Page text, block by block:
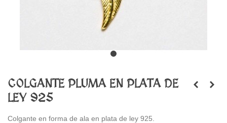
COLGANTE PLUMA EN PLATA DE
LEY 925
Colgante en forma de ala en plata de ley 925.